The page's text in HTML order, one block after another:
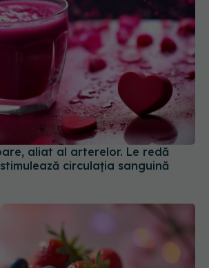
aliat al arterelor. Le redă
circulația sanguină